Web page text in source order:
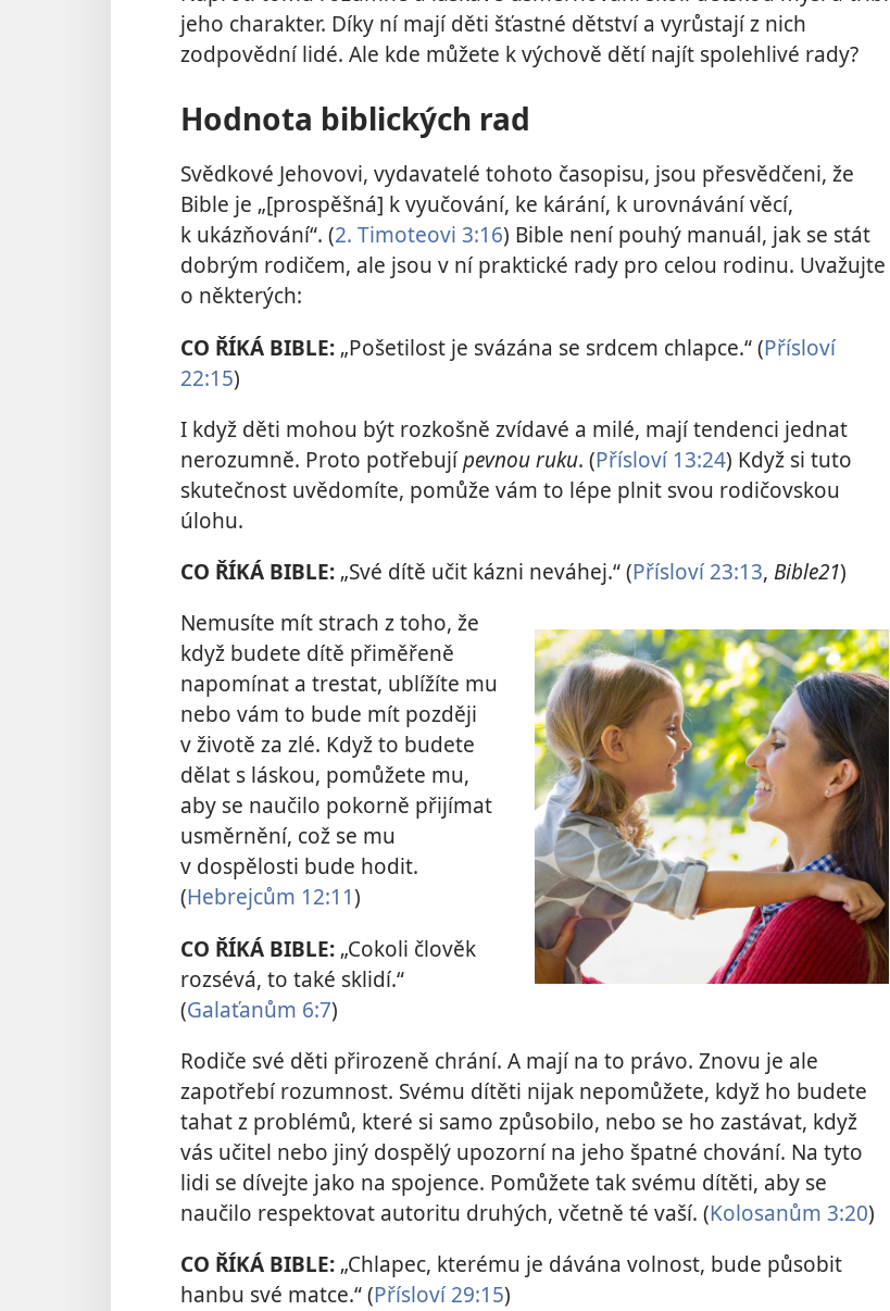
jeho charakter. Díky ní mají děti šťastné dětství a vyrůstají z nich
zodpovědní lidé. Ale kde můžete k výchově dětí najít spolehlivé rady?
Hodnota biblických rad
Svědkové Jehovovi, vydavatelé tohoto časopisu, jsou přesvědčeni, že
Bible je „[prospěšná] k vyučování, ke kárání, k urovnávání věcí,
k ukázňování“. (2. Timoteovi 3:16) Bible není pouhý manuál, jak se stát
dobrým rodičem, ale jsou v ní praktické rady pro celou rodinu. Uvažujte
o některých:
CO ŘÍKÁ BIBLE: „Pošetilost je svázána se srdcem chlapce.“ (Přísloví
22:15)
I když děti mohou být rozkošně zvídavé a milé, mají tendenci jednat
nerozumně. Proto potřebujípevnou ruku. (Přísloví 13:24) Když si tuto
skutečnost uvědomíte, pomůže vám to lépe plnit svou rodičovskou
úlohu.
CO ŘÍKÁ BIBLE: „Své dítě učit kázni neváhej.“ (Přísloví 23:13, Bible21)
Nemusíte mít strach z toho, že
když budete dítě přiměřeně
napomínat a trestat, ublížíte mu
nebo vám to bude mít později
v životě za zlé. Když to budete
dělat s láskou, pomůžete mu,
aby se naučilo pokorně přijímat
usměrnění, což se mu
v dospělosti bude hodit.
(Hebrejcům 12:11)
CO ŘÍKÁ BIBLE: „Cokoli člověk
rozsévá, to také sklidí.“
(Galaťanům 6:7)
Rodiče své děti přirozeně chrání. A mají na to právo. Znovu je ale
zapotřebí rozumnost. Svému dítěti nijak nepomůžete, když ho budete
tahat z problémů, které si samo způsobilo, nebo se ho zastávat, když
vás učitel nebo jiný dospělý upozorní na jeho špatné chování. Na tyto
lidi se dívejte jako na spojence. Pomůžete tak svému dítěti, aby se
naučilo respektovat autoritu druhých, včetně té vaší. (Kolosanům 3:20)
CO ŘÍKÁ BIBLE: „Chlapec, kterému je dávána volnost, bude působit
hanbu své matce.“ (Přísloví 29:15)